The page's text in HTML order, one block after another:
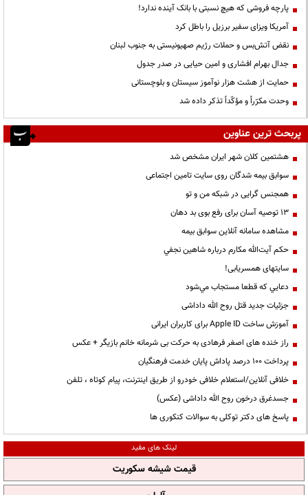
پارچه فروشی که هیچ نسبتی با بانک آینده ندارد!
آمریکا ویزای سفیر برزیل را باطل کرد
نقض آتش‌بس و حملات رژیم صهیونیستی به جنوب لبنان
جدال بهرام افشاری و امین حیایی در صدر جدول
حمایت از هشت هزار نوآموز سیستان و بلوچستانی
وحدت مکرّراً و مؤکّداً تذکر داده شد
پربحث ترین عناوین
هشتمین کلان شهر ایران مشخص شد
سوابق بیمه شدگان روی سایت تامین اجتماعی
همجنس گرایی در شبکه من و تو
13 توصیه آسان برای رفع بوی بد دهان
مشاهده سامانه آنلاين سوابق بیمه
حكم آيت‌الله مكارم درباره شاهين نجفي
سایتهای همسریابی!
دعايي كه قطعا مستجاب مي‌شود
جزئیات جدید قتل روح الله داداشی
آموزش ساخت Apple ID برای کاربران ایرانی
راز خنده های اصغر فرهادی به حرکت بی شرمانه خانم بازیگر + عکس
پرداخت ۱۰۰ درصد پاداش پایان خدمت فرهنگیان
خلافی آنلاین/استعلام خلافی خودرو از طریق اینترنت، پیام کوتاه ، تلفن
جسدغرق درخون روح الله داداشی (عکس)
پاسخ های دکتر توکلی به سوالات کنکوری ها
لینک های مفید
قیمت شیشه سکوریت